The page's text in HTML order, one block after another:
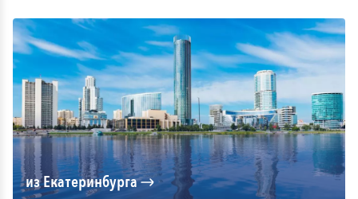
из Екатеринбурга